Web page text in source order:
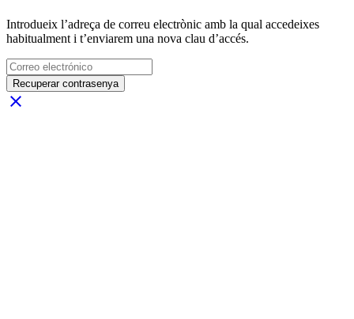
Introdueix l’adreça de correu electrònic amb la qual accedeixes
habitualment i t’enviarem una nova clau d’accés.
Recuperar contrasenya
close